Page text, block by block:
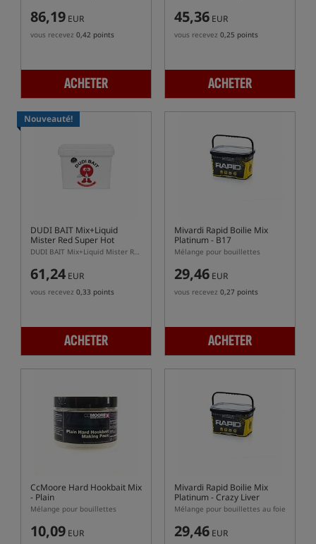
86,19 EUR
vous recevez 0,42 points
ACHETER
45,36 EUR
vous recevez 0,25 points
ACHETER
Nouveauté!
DUDI BAIT Mix+Liquid
Mister Red Super Hot
DUDI BAIT Mix+Liquid Mister Red Super Hot 5 kg + 500 ml liquid – mix pour enrober les bouillettes sp
61,24 EUR
vous recevez 0,33 points
ACHETER
Mivardi Rapid Boilie Mix
Platinum - B17
Mélange pour bouillettes
29,46 EUR
vous recevez 0,27 points
ACHETER
CcMoore Hard Hookbait Mix
- Plain
Mélange pour bouillettes
10,09 EUR
Mivardi Rapid Boilie Mix
Platinum - Crazy Liver
Mélange pour bouillettes au foie
29,46 EUR